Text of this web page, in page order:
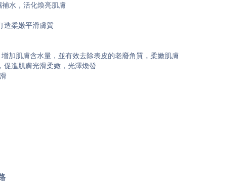
水，活化煥亮肌膚
造柔嫩平滑膚質
加肌膚含水量，並有效去除表皮的老廢角質，柔嫩肌膚
進肌膚光滑柔嫩，光澤煥發